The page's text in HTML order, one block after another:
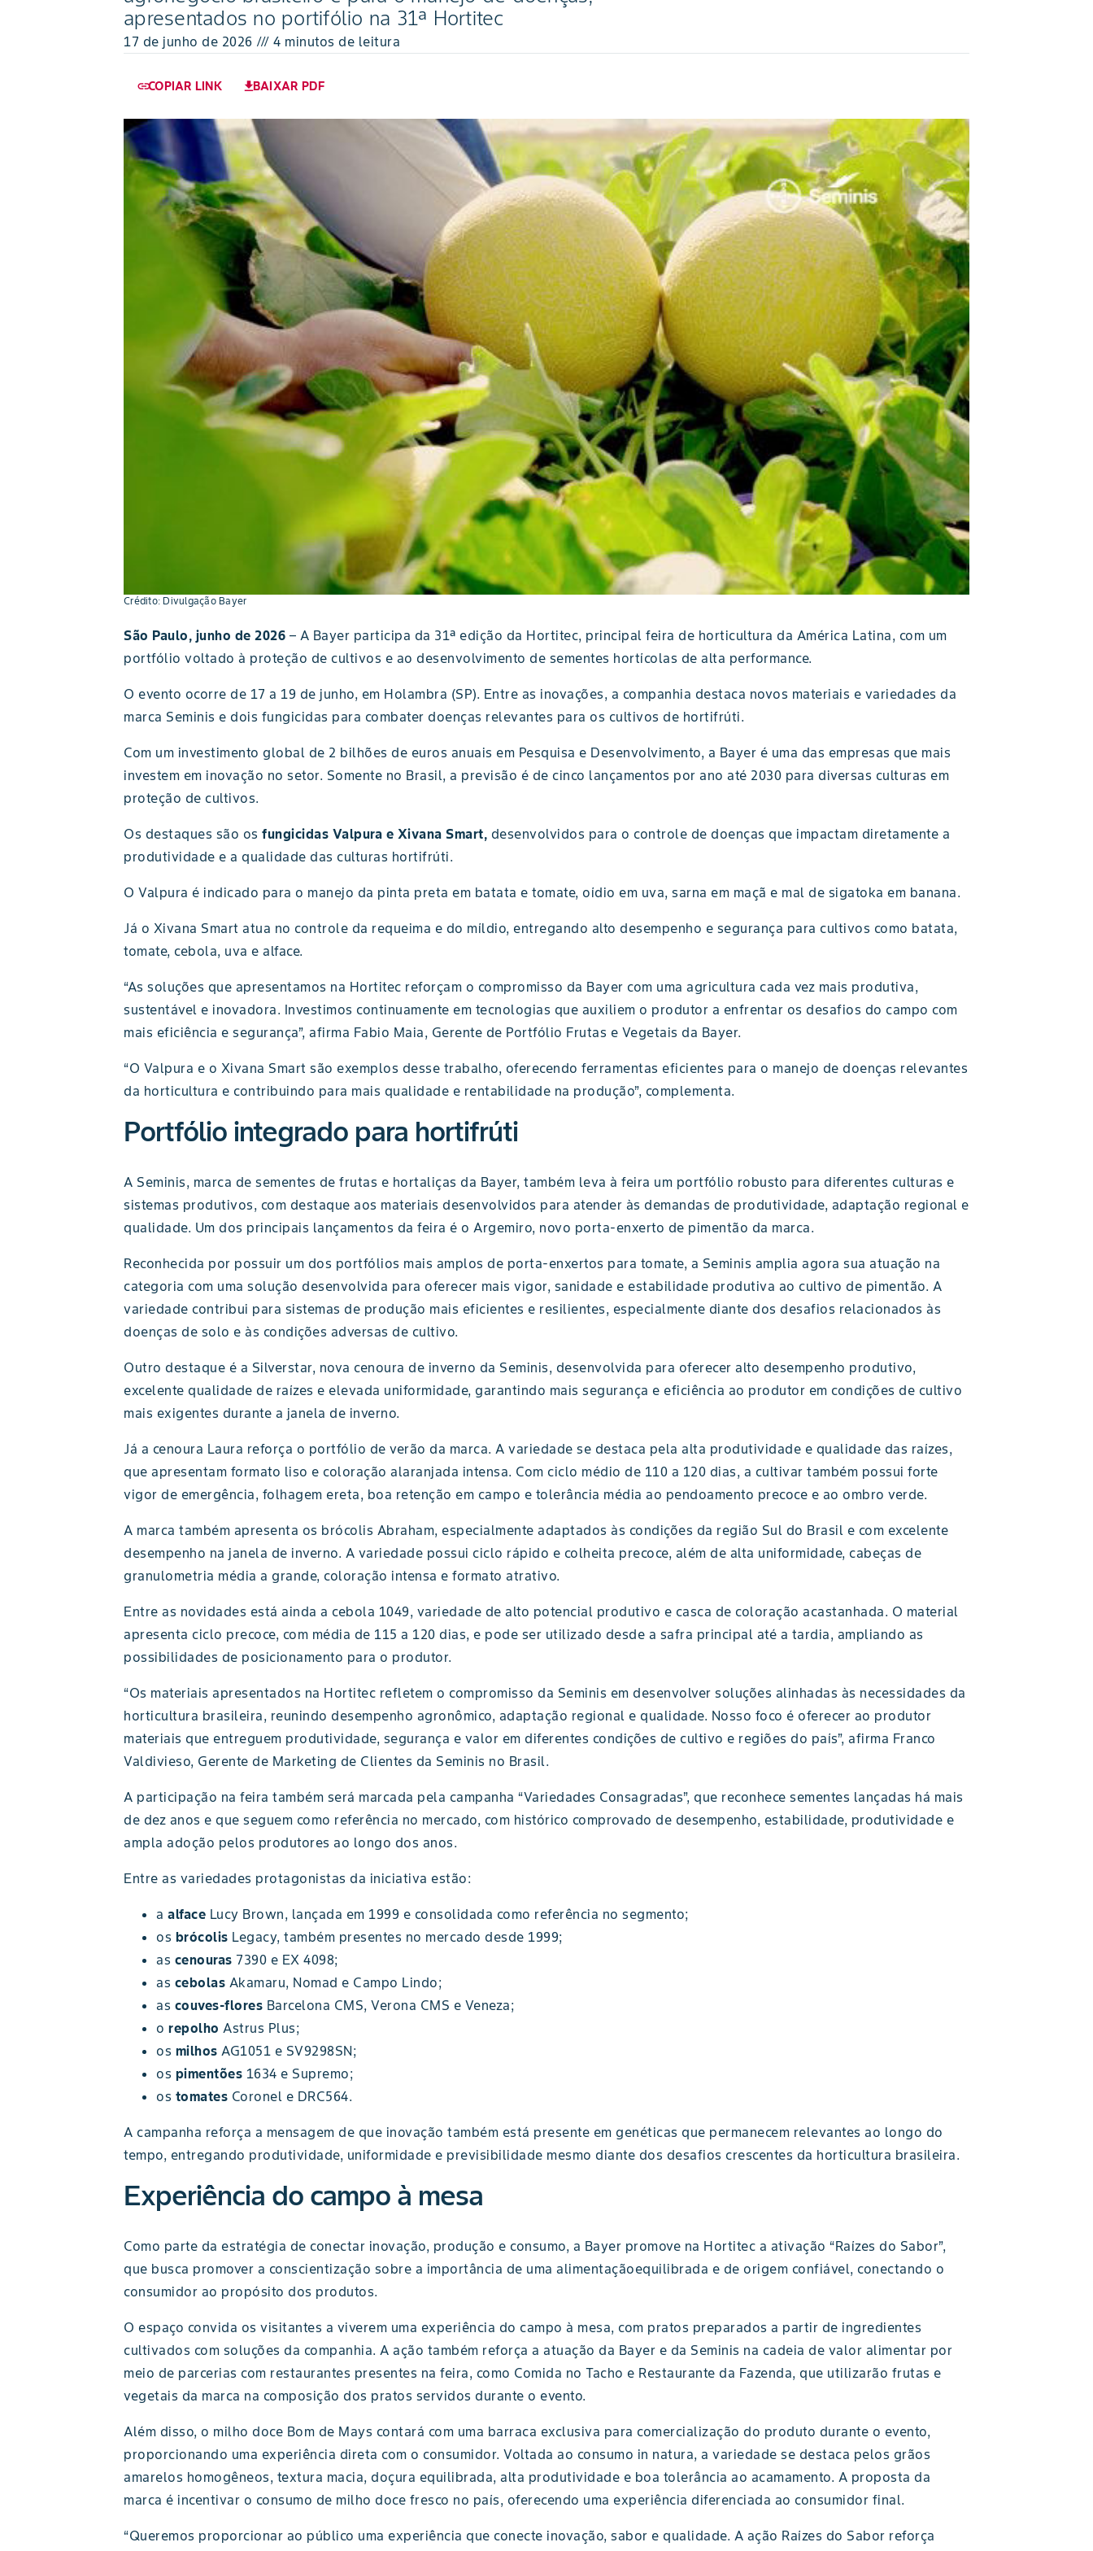
apresentados no portifólio na 31ª Hortitec
17 de junho de 2026 /// 4 minutos de leitura
COPIAR LINK
link BAIXAR PDF
download
Crédito: Divulgação Bayer
São Paulo, junho de 2026 – A Bayer participa da 31ª edição da Hortitec, principal feira de horticultura da América Latina, com um
portfólio voltado à proteção de cultivos e ao desenvolvimento de sementes hortícolas de alta performance.
O evento ocorre de 17 a 19 de junho, em Holambra (SP). Entre as inovações, a companhia destaca novos materiais e variedades da
marca Seminis e dois fungicidas para combater doenças relevantes para os cultivos de hortifrúti.
Com um investimento global de 2 bilhões de euros anuais em Pesquisa e Desenvolvimento, a Bayer é uma das empresas que mais
investem em inovação no setor. Somente no Brasil, a previsão é de cinco lançamentos por ano até 2030 para diversas culturas em
proteção de cultivos.
Os destaques são os fungicidas Valpura e Xivana Smart, desenvolvidos para o controle de doenças que impactam diretamente a
produtividade e a qualidade das culturas hortifrúti.
O Valpura é indicado para o manejo da pinta preta em batata e tomate, oídio em uva, sarna em maçã e mal de sigatoka em banana.
Já o Xivana Smart atua no controle da requeima e do míldio, entregando alto desempenho e segurança para cultivos como batata,
tomate, cebola, uva e alface.
“As soluções que apresentamos na Hortitec reforçam o compromisso da Bayer com uma agricultura cada vez mais produtiva,
sustentável e inovadora. Investimos continuamente em tecnologias que auxiliem o produtor a enfrentar os desafios do campo com
mais eficiência e segurança”, afirma Fabio Maia, Gerente de Portfólio Frutas e Vegetais da Bayer.
“O Valpura e o Xivana Smart são exemplos desse trabalho, oferecendo ferramentas eficientes para o manejo de doenças relevantes
da horticultura e contribuindo para mais qualidade e rentabilidade na produção”, complementa.
Portfólio integrado para hortifrúti
A Seminis, marca de sementes de frutas e hortaliças da Bayer, também leva à feira um portfólio robusto para diferentes culturas e
sistemas produtivos, com destaque aos materiais desenvolvidos para atender às demandas de produtividade, adaptação regional e
qualidade. Um dos principais lançamentos da feira é o Argemiro, novo porta-enxerto de pimentão da marca.
Reconhecida por possuir um dos portfólios mais amplos de porta-enxertos para tomate, a Seminis amplia agora sua atuação na
categoria com uma solução desenvolvida para oferecer mais vigor, sanidade e estabilidade produtiva ao cultivo de pimentão. A
variedade contribui para sistemas de produção mais eficientes e resilientes, especialmente diante dos desafios relacionados às
doenças de solo e às condições adversas de cultivo.
Outro destaque é a Silverstar, nova cenoura de inverno da Seminis, desenvolvida para oferecer alto desempenho produtivo,
excelente qualidade de raízes e elevada uniformidade, garantindo mais segurança e eficiência ao produtor em condições de cultivo
mais exigentes durante a janela de inverno.
Já a cenoura Laura reforça o portfólio de verão da marca. A variedade se destaca pela alta produtividade e qualidade das raízes,
que apresentam formato liso e coloração alaranjada intensa. Com ciclo médio de 110 a 120 dias, a cultivar também possui forte
vigor de emergência, folhagem ereta, boa retenção em campo e tolerância média ao pendoamento precoce e ao ombro verde.
A marca também apresenta os brócolis Abraham, especialmente adaptados às condições da região Sul do Brasil e com excelente
desempenho na janela de inverno. A variedade possui ciclo rápido e colheita precoce, além de alta uniformidade, cabeças de
granulometria média a grande, coloração intensa e formato atrativo.
Entre as novidades está ainda a cebola 1049, variedade de alto potencial produtivo e casca de coloração acastanhada. O material
apresenta ciclo precoce, com média de 115 a 120 dias, e pode ser utilizado desde a safra principal até a tardia, ampliando as
possibilidades de posicionamento para o produtor.
“Os materiais apresentados na Hortitec refletem o compromisso da Seminis em desenvolver soluções alinhadas às necessidades da
horticultura brasileira, reunindo desempenho agronômico, adaptação regional e qualidade. Nosso foco é oferecer ao produtor
materiais que entreguem produtividade, segurança e valor em diferentes condições de cultivo e regiões do país”, afirma Franco
Valdivieso, Gerente de Marketing de Clientes da Seminis no Brasil.
A participação na feira também será marcada pela campanha “Variedades Consagradas”, que reconhece sementes lançadas há mais
de dez anos e que seguem como referência no mercado, com histórico comprovado de desempenho, estabilidade, produtividade e
ampla adoção pelos produtores ao longo dos anos.
Entre as variedades protagonistas da iniciativa estão:
a alface Lucy Brown, lançada em 1999 e consolidada como referência no segmento;
os brócolis Legacy, também presentes no mercado desde 1999;
as cenouras 7390 e EX 4098;
as cebolas Akamaru, Nomad e Campo Lindo;
as couves-flores Barcelona CMS, Verona CMS e Veneza;
o repolho Astrus Plus;
os milhos AG1051 e SV9298SN;
os pimentões 1634 e Supremo;
os tomates Coronel e DRC564.
A campanha reforça a mensagem de que inovação também está presente em genéticas que permanecem relevantes ao longo do
tempo, entregando produtividade, uniformidade e previsibilidade mesmo diante dos desafios crescentes da horticultura brasileira.
Experiência do campo à mesa
Como parte da estratégia de conectar inovação, produção e consumo, a Bayer promove na Hortitec a ativação “Raízes do Sabor”,
que busca promover a conscientização sobre a importância de uma alimentaçãoequilibrada e de origem confiável, conectando o
consumidor ao propósito dos produtos.
O espaço convida os visitantes a viverem uma experiência do campo à mesa, com pratos preparados a partir de ingredientes
cultivados com soluções da companhia. A ação também reforça a atuação da Bayer e da Seminis na cadeia de valor alimentar por
meio de parcerias com restaurantes presentes na feira, como Comida no Tacho e Restaurante da Fazenda, que utilizarão frutas e
vegetais da marca na composição dos pratos servidos durante o evento.
Além disso, o milho doce Bom de Mays contará com uma barraca exclusiva para comercialização do produto durante o evento,
proporcionando uma experiência direta com o consumidor. Voltada ao consumo in natura, a variedade se destaca pelos grãos
amarelos homogêneos, textura macia, doçura equilibrada, alta produtividade e boa tolerância ao acamamento. A proposta da
marca é incentivar o consumo de milho doce fresco no país, oferecendo uma experiência diferenciada ao consumidor final.
“Queremos proporcionar ao público uma experiência que conecte inovação, sabor e qualidade. A ação Raízes do Sabor reforça